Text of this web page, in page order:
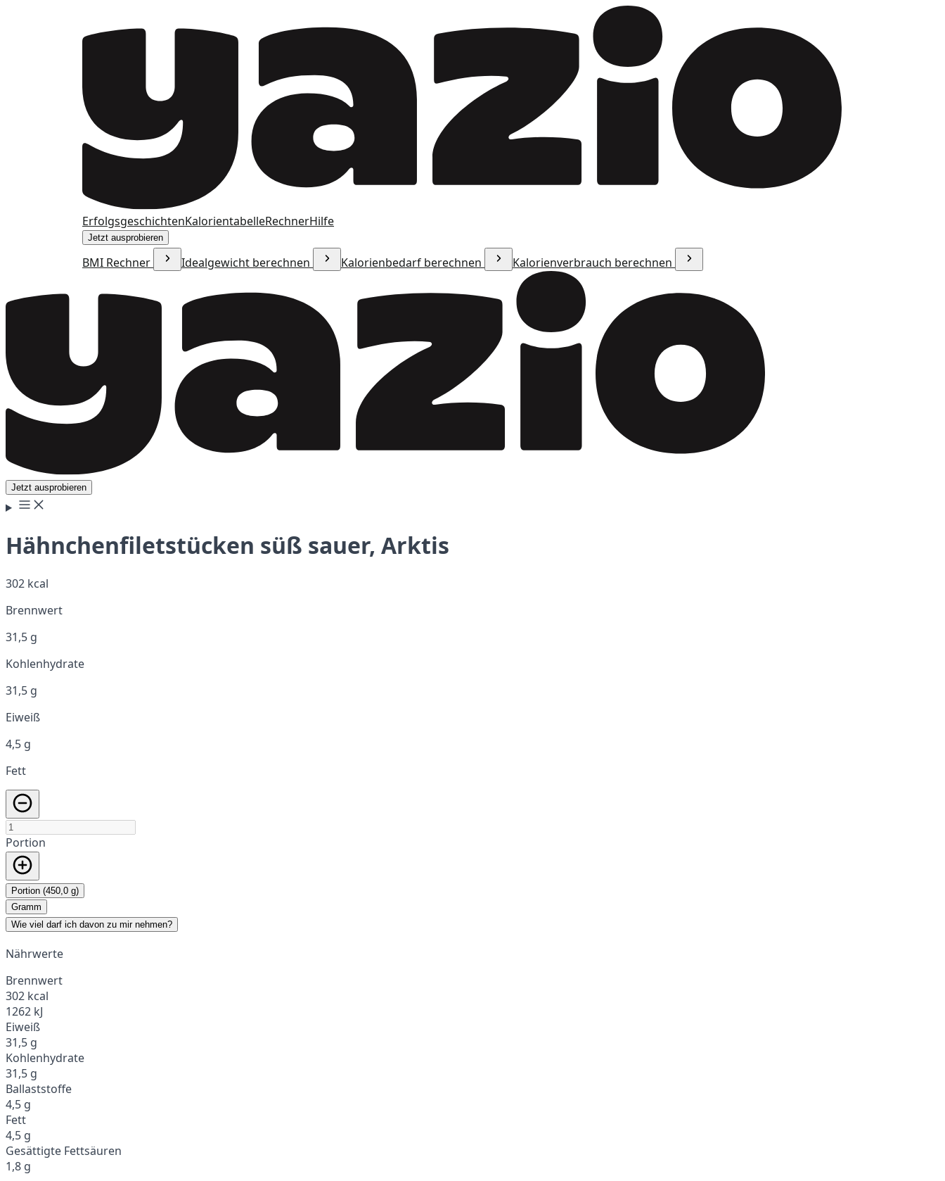
ErfolgsgeschichtenKalorientabelleRechnerHilfe
Jetzt ausprobieren
BMI Rechner Idealgewicht berechnen Kalorienbedarf berechnen Kalorienverbrauch berechnen
Jetzt ausprobieren
Hähnchenfiletstücken süß sauer, Arktis
302 kcal
Brennwert
31,5 g
Kohlenhydrate
31,5 g
Eiweiß
4,5 g
Fett
Portion
Portion (450,0 g)
Gramm
Wie viel darf ich davon zu mir nehmen?
Nährwerte
Brennwert
302 kcal
1262 kJ
Eiweiß
31,5 g
Kohlenhydrate
31,5 g
Ballaststoffe
4,5 g
Fett
4,5 g
Gesättigte Fettsäuren
1,8 g